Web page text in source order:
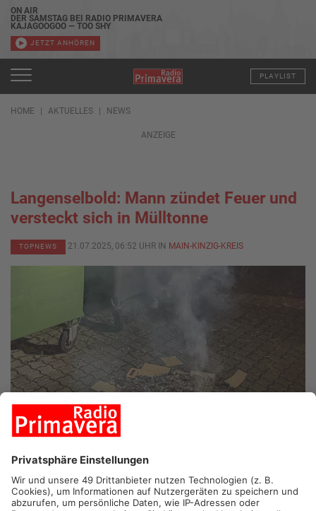
ON AIR
DER SAMSTAG BEI RADIO PRIMAVERA
KAJAGOOGOO — TOO SHY
JETZT ANHÖREN
PLAYLIST
HOME AKTUELLES NEWS
ANZEIGE
Langenselbold: Mann zündet Feuer und
versteckt sich in Mülltonne
TOPNEWS 21.07.2025, 06:52 UHR IN MAIN-KINZIG-KREIS
QUELLE: FEUERWEHR LANGENSELBOLD